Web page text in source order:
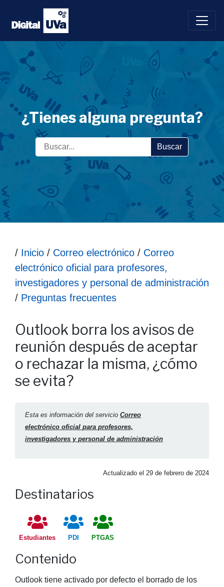
Saltar
contenido
¿Tienes alguna pregunta?
Buscar
Ruta hasta la información
/ Inicio / Correo electrónico / Correo
electrónico oficial para profesores,
investigadores y personal de administración
/ Preguntas frecuentes
Outlook borra los avisos de
reunión después de aceptar
o rechazar la misma, ¿cómo
se evita?
Esta es información del servicio Correo
electrónico oficial para profesores,
investigadores y personal de administración
Actualizado el 29 de febrero de 2024
Destinatarios
Estudiantes PDI PTGAS
Contenido
Outlook tiene activado por defecto el borrado de los